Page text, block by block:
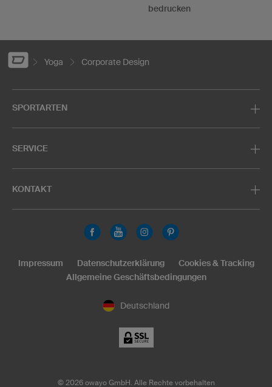
bedrucken
Yoga Corporate Design
SPORTARTEN
SERVICE
KONTAKT
Deutschland
Impressum Datenschutzerklärung
Cookies & Tracking
Allgemeine Geschäftsbedingungen
© 2026owayo GmbH. Alle Rechte vorbehalten